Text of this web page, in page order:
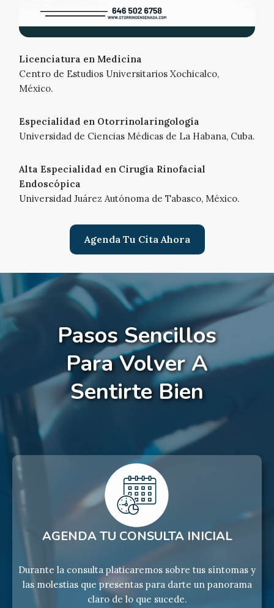
Licenciatura en Medicina
Centro de Estudios Universitarios Xochicalco,
México.
Especialidad en Otorrinolaringología
Universidad de Ciencias Médicas de La Habana, Cuba.
Alta Especialidad en Cirugía Rinofacial
Endoscópica
Universidad Juárez Autónoma de Tabasco, México.
Agenda Tu Cita Ahora
Pasos Sencillos
Para Volver A
Sentirte Bien
AGENDA TU CONSULTA INICIAL
Durante la consulta platicaremos sobre tus síntomas y
las molestias que presentas para darte un panorama
claro de lo que sucede.